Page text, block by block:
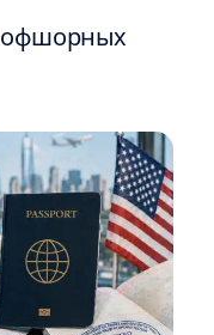
офшорных